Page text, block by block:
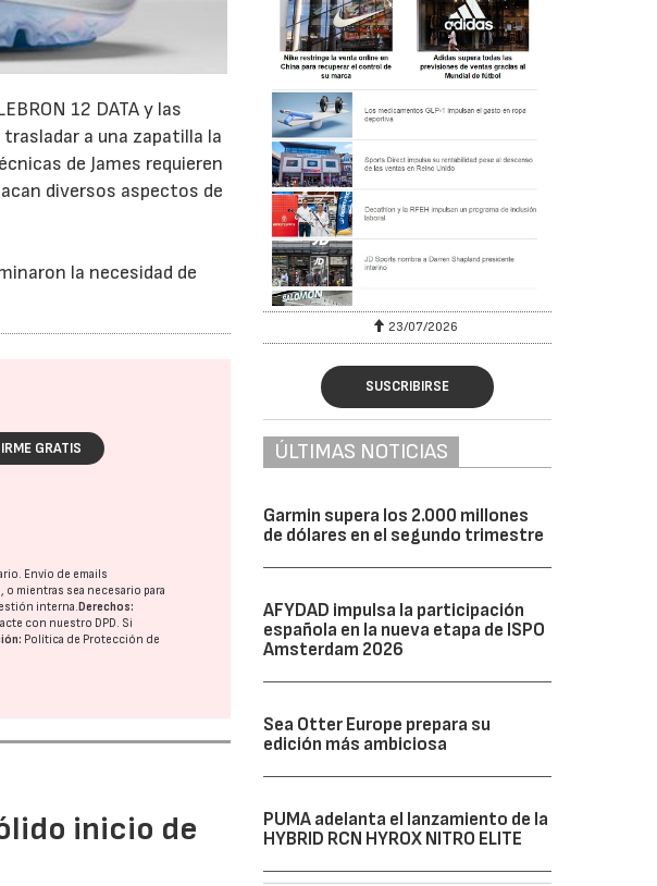
12 DATA y las
trasladar a una zapatilla la
de James requieren
diversos aspectos de
la necesidad de
GRATIS
Envío de emails
mientras sea necesario para
interna.Derechos:
con nuestro DPD. Si
Política de Protección de
inicio de
23/07/2026
SUSCRIBIRSE
ÚLTIMAS NOTICIAS
Garmin supera los 2.000 millones
de dólares en el segundo trimestre
AFYDAD impulsa la participación
española en la nueva etapa de ISPO
Amsterdam 2026
Sea Otter Europe prepara su
edición más ambiciosa
PUMA adelanta el lanzamiento de la
HYBRID RCN HYROX NITRO ELITE